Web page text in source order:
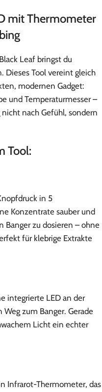
mit Thermometer
Leaf bringst du
Dieses Tool vereint gleich
modernen Gadget:
und Temperaturmesser –
nach Gefühl, sondern
Tool:
in 5
Konzentrate sauber und
Banger zu dosieren – ohne
für klebrige Extrakte
integrierte LED an der
zum Banger. Gerade
Licht ein echter
Infrarot-Thermometer, das